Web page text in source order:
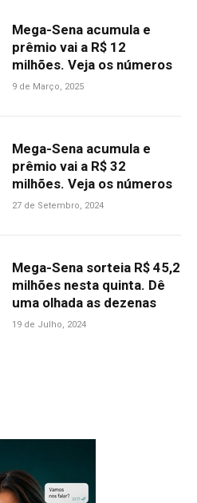
Mega-Sena acumula e
prêmio vai a R$ 12
milhões. Veja os números
9 de Março, 2025
Mega-Sena acumula e
prêmio vai a R$ 32
milhões. Veja os números
27 de Setembro, 2024
Mega-Sena sorteia R$ 45,2
milhões nesta quinta. Dê
uma olhada as dezenas
19 de Julho, 2024